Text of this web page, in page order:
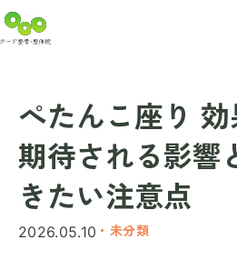
ぺたんこ座り
期待される影響
きたい注意点
2026.05.10 ・未分類